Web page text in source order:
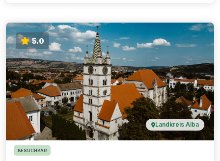
5.0
Landkreis Alba
BESUCHBAR